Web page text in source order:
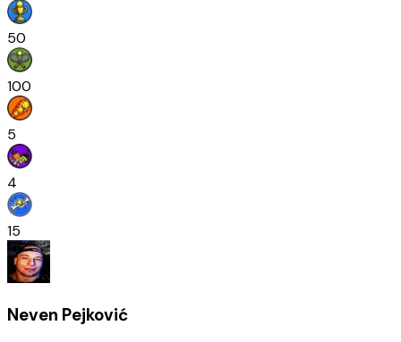
50
100
5
4
15
Neven Pejković